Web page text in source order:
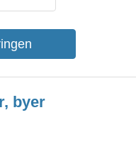
byer